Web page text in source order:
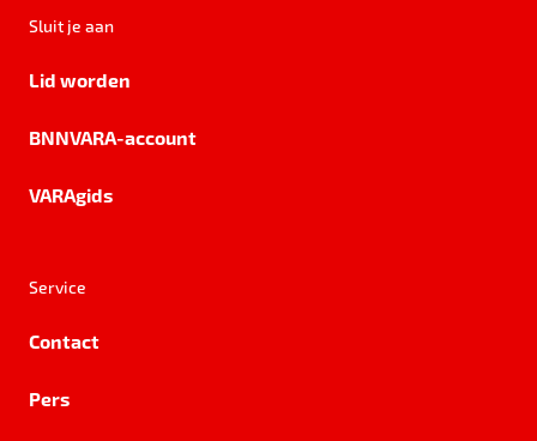
Sluit je aan
Lid worden
BNNVARA-account
VARAgids
Service
Contact
Pers